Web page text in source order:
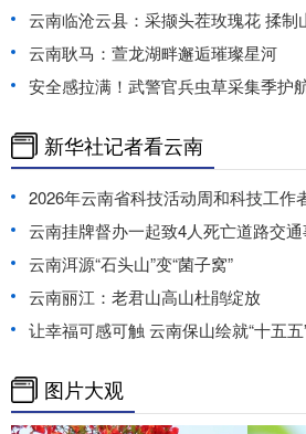
云南临沧云县：采撷头茬玫瑰花 揉制
云南耿马：萱龙湖畔邂逅璀璨星河
安全感拉满！武警官兵虫草采集季护
新华社记者看云南
2026年云南省科技活动周和科技工作
云南挂牌督办一起致4人死亡道路交
云南洱源“石头山”变“菌子窝”
云南丽江：老君山高山杜鹃绽放
让幸福可感可触 云南保山绘就“十五
图片大观